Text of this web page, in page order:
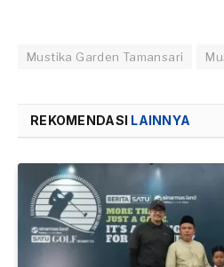
Mustika Garden Tamansari
REKOMENDASI LAINNYA